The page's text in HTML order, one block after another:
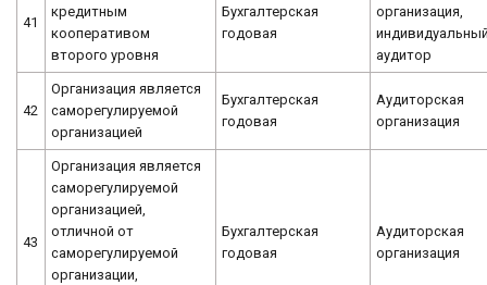
41
кредитным
кооперативом
второго уровня
Бухгалтерская
годовая
организация,
аудитор
42
Организация является
саморегулируемой
организацией
Бухгалтерская
годовая
Аудиторская
организация
43
Организация является
саморегулируемой
организацией,
отличной от
саморегулируемой
организации,
Бухгалтерская
годовая
Аудиторская
организация